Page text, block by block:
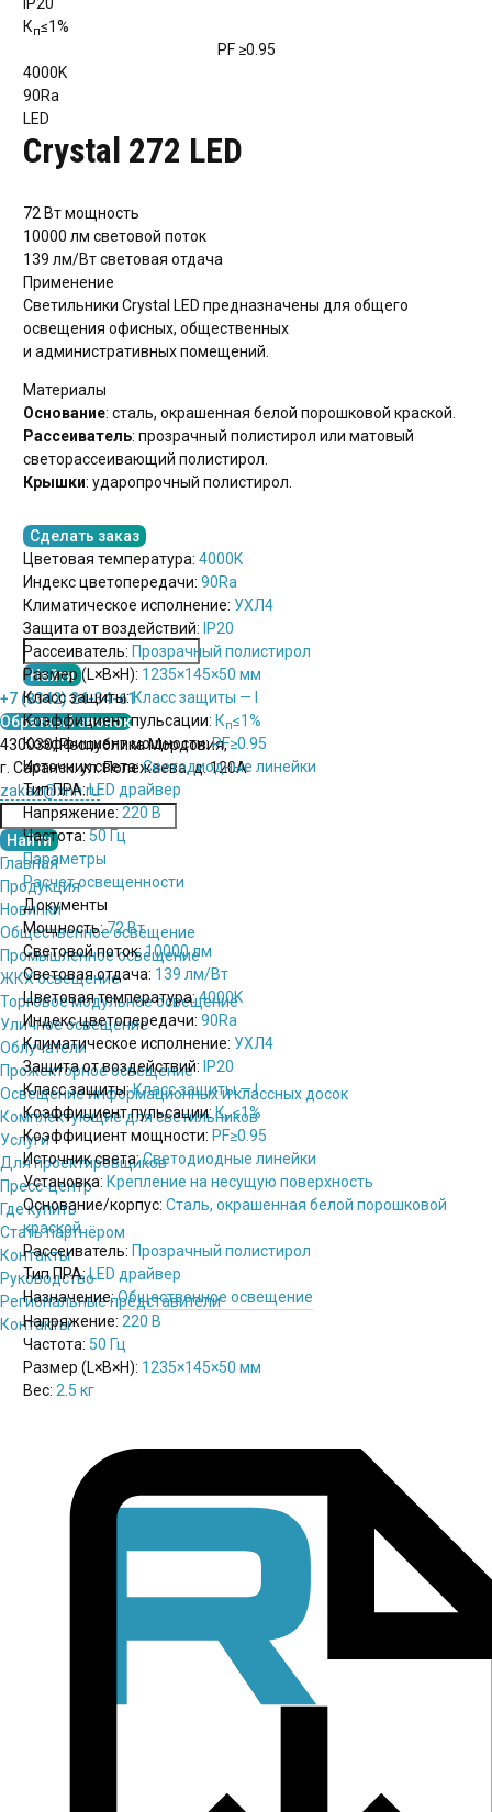
+7 (8342) 24-34-61
Обратный звонок
430030, Республика Мордовия,
г. Саранск. ул. Полежаева, д. 120А
zakaz@xnn.ru
Главная
Продукция
Новинки
Общественное освещение
Промышленное освещение
ЖКХ освещение
Торговое модульное освещение
Уличное освещение
Облучатели
Прожекторное освещение
Освещение информационных и классных досок
Комплектующие для светильников
Услуги
Для проектировщиков
Пресс-центр
Где купить
Стать партнёром
Контакты
Руководство
Региональные представители
Контакты
Кп≤1%
PF ≥0.95
4000K
90Ra
LED
Crystal 272 LED
72 Втмощность
10000 лм световой поток
139 лм/Втсветовая отдача
Применение
Светильники Crystal LED предназначены для общего
освещения офисных, общественных
и административных помещений.
Материалы
Основание: сталь, окрашенная белой порошковой краской.
Рассеиватель: прозрачный полистирол или матовый
светорассеивающий полистирол.
Крышки: ударопрочный полистирол.
Сделать заказ
Цветовая температура: 4000K
Индекс цветопередачи: 90Ra
Климатическое исполнение: УХЛ4
Защита от воздействий: IP20
Рассеиватель: Прозрачный полистирол
Размер (L×B×H): 1235×145×50 мм
Класс защиты:Класс защиты — I
Коэффициент пульсации: Кп≤1%
Коэффициент мощности:PF≥0.95
Источник света:Светодиодные линейки
Тип ПРА:LED драйвер
Напряжение: 220 В
Частота: 50 Гц
Параметры
Расчет освещенности
Документы
Мощность:72 Вт
Световой поток:10000 лм
Световая отдача: 139 лм/Вт
Цветовая температура:4000K
Индекс цветопередачи: 90Ra
Климатическое исполнение: УХЛ4
Защита от воздействий: IP20
Класс защиты:Класс защиты — I
Коэффициент пульсации: Кп≤1%
Коэффициент мощности: PF≥0.95
Источник света:Светодиодные линейки
Установка: Крепление на несущую поверхность
Основание/корпус: Сталь, окрашенная белой порошковой
краской
Рассеиватель: Прозрачный полистирол
Тип ПРА:LED драйвер
Назначение:Общественное освещение
Напряжение: 220 В
Частота: 50 Гц
Размер (L×B×H): 1235×145×50 мм
Вес: 2.5 кг